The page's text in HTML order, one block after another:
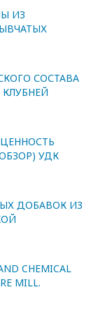
ИЗ
СОСТАВА
УДК
ДОБАВОК ИЗ
CHEMICAL
MILL.